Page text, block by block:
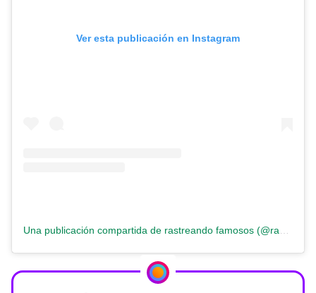
Ver esta publicación en Instagram